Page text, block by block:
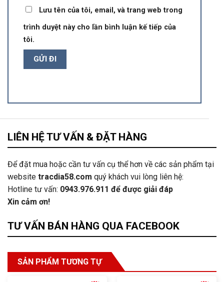
Lưu tên của tôi, email, và trang web trong
trình duyệt này cho lần bình luận kế tiếp của
tôi.
LIÊN HỆ TƯ VẤN & ĐẶT HÀNG
Để đặt mua hoặc cần tư vấn cụ thể hơn về các sản phẩm tại
website tracdia58.com quý khách vui lòng liên hệ:
Hotline tư vấn: 0943.976.911 để được giải đáp
Xin cảm ơn!
TƯ VẤN BÁN HÀNG QUA FACEBOOK
SẢN PHẨM TƯƠNG TỰ